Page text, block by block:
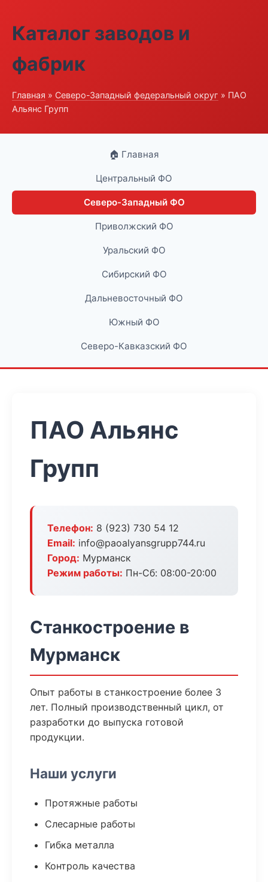
Каталог заводов и
фабрик
Главная » Северо-Западный федеральный округ » ПАО
Альянс Групп
🏠 Главная
Центральный ФО
Северо-Западный ФО
Приволжский ФО
Уральский ФО
Сибирский ФО
Дальневосточный ФО
Южный ФО
Северо-Кавказский ФО
ПАО Альянс
Групп
Телефон: 8 (923) 730 54 12
Email: info@paoalyansgrupp744.ru
Город: Мурманск
Режим работы: Пн-Сб: 08:00-20:00
Станкостроение в
Мурманск
Опыт работы в станкостроение более 3
лет. Полный производственный цикл, от
разработки до выпуска готовой
продукции.
Наши услуги
Протяжные работы
Слесарные работы
Гибка металла
Контроль качества